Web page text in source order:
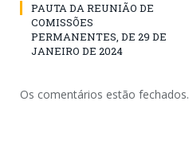
PAUTA DA REUNIÃO DE
COMISSÕES
PERMANENTES, DE 29 DE
JANEIRO DE 2024
Os comentários estão fechados.